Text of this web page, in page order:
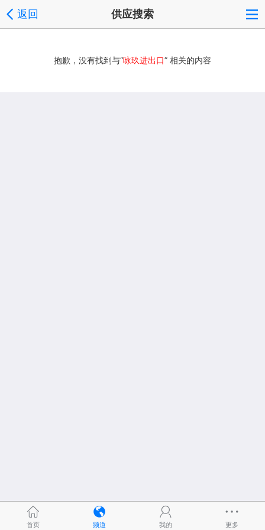
返回 供应搜索
抱歉，没有找到与“咏玖进出口” 相关的内容
首页 频道 我的 更多